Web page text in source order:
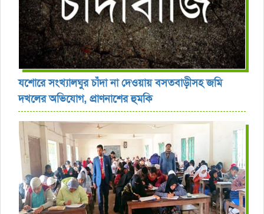
যশোরে সংখ্যালঘুর চাঁদা না দেওয়ায় বসতবাড়ীসহ জমি
দখলের অভিযোগ, প্রাণনাশের হুমকি